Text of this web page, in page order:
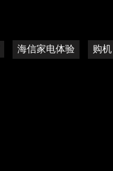
海信家电体验 购机